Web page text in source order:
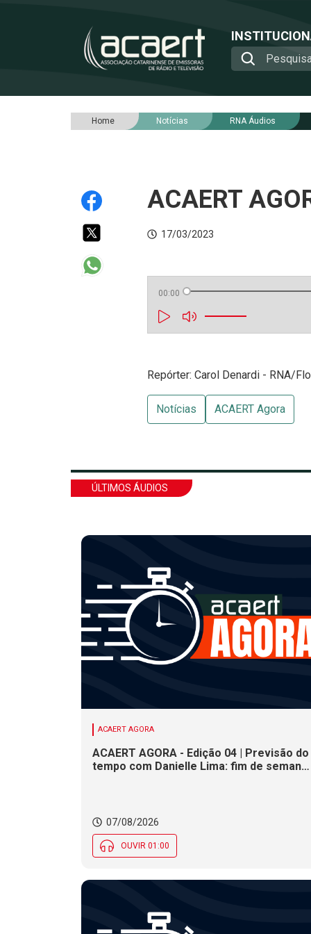
Home Notícias RNA Áudios
ACAERT
17/03/2023
00:00
Repórter: Carol Denardi - RNA/
Notícias ACAERT Agora
ÚLTIMOS ÁUDIOS
ACAERT AGORA
ACAERT AGORA - Edição 04 | Previsão do
tempo com Danielle Lima: fim de semana
07/08/2026
OUVIR 01:00